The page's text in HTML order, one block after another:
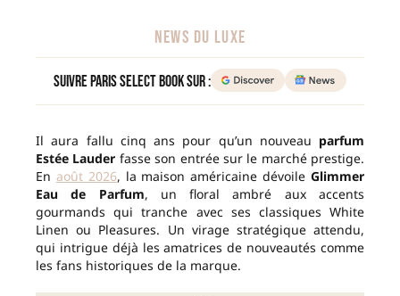
NEWS DU LUXE
Suivre Paris Select Book sur :
Il aura fallu cinq ans pour qu’un nouveau parfum
Estée Lauder fasse son entrée sur le marché prestige.
En août 2026, la maison américaine dévoileGlimmer
Eau de Parfum, un floral ambré aux accents
gourmands qui tranche avec ses classiques White
Linen ou Pleasures. Un virage stratégique attendu,
qui intrigue déjà les amatrices de nouveautés comme
les fans historiques de la marque.